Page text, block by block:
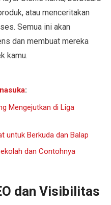
atau menceritakan
Semua ini akan
dan membuat mereka
kamu.
:
Mengejutkan di Liga
untuk Berkuda dan Balap
dan Contohnya
dan Visibilitas